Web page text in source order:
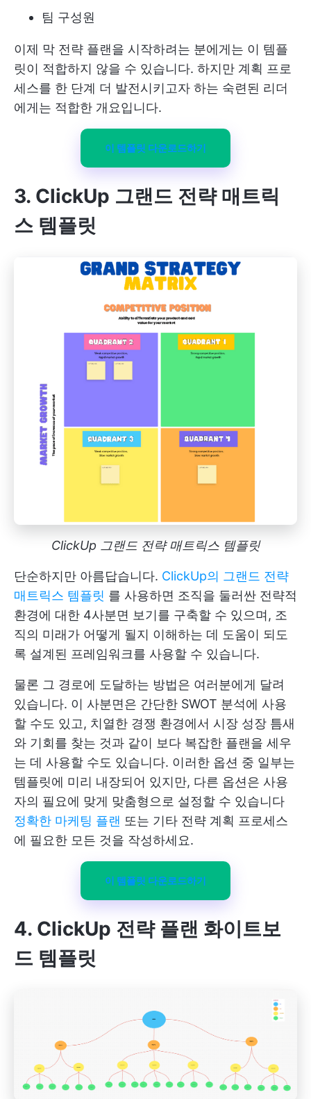
팀 구성원
이제 막 전략 플랜을 시작하려는 분에게는 이 템플
릿이 적합하지 않을 수 있습니다. 하지만 계획 프로
세스를 한 단계 더 발전시키고자 하는 숙련된 리더
에게는 적합한 개요입니다.
이 템플릿 다운로드하기
3. ClickUp 그랜드 전략 매트릭
스 템플릿
ClickUp 그랜드 전략 매트릭스 템플릿
단순하지만 아름답습니다. ClickUp의 그랜드 전략
매트릭스 템플릿 를 사용하면 조직을 둘러싼 전략적
환경에 대한 4사분면 보기를 구축할 수 있으며, 조
직의 미래가 어떻게 될지 이해하는 데 도움이 되도
록 설계된 프레임워크를 사용할 수 있습니다.
물론 그 경로에 도달하는 방법은 여러분에게 달려
있습니다. 이 사분면은 간단한 SWOT 분석에 사용
할 수도 있고, 치열한 경쟁 환경에서 시장 성장 틈새
와 기회를 찾는 것과 같이 보다 복잡한 플랜을 세우
는 데 사용할 수도 있습니다. 이러한 옵션 중 일부는
템플릿에 미리 내장되어 있지만, 다른 옵션은 사용
자의 필요에 맞게 맞춤형으로 설정할 수 있습니다
정확한 마케팅 플랜 또는 기타 전략 계획 프로세스
에 필요한 모든 것을 작성하세요.
이 템플릿 다운로드하기
4. ClickUp 전략 플랜 화이트보
드 템플릿